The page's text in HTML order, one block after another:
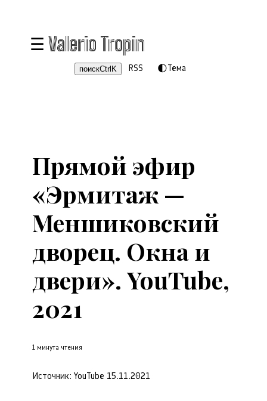
Valerio Tropin
Проекты
Публикации и выступления
поискCtrl K RSS 🌓Тема
Прямой эфир
«Эрмитаж —
Меншиковский
дворец. Окна и
двери». YouTube,
2021
1 минута чтения
Источник: YouTube 15.11.2021